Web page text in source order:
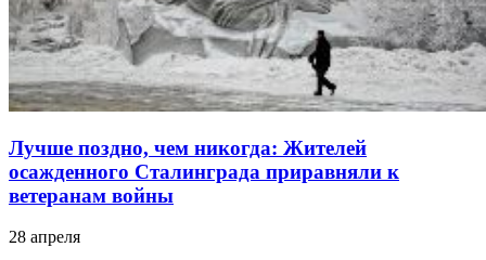
Лучше поздно, чем никогда: Жителей
осажденного Сталинграда приравняли к
ветеранам войны
28 апреля